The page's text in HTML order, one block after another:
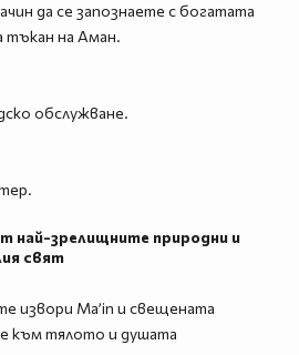
да се запознаете с богатата
тъкан на Аман.
обслужване.
най-зрелищните природни и
свят
извори Ma’in и свещената
към тялото и душата